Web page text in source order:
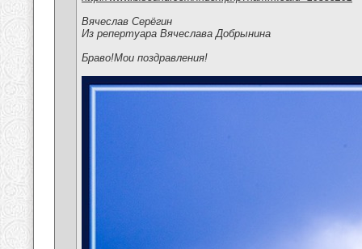
Вячеслав Серёгин
Из репертуара Вячеслава Добрынина
Браво!Мои поздравления!